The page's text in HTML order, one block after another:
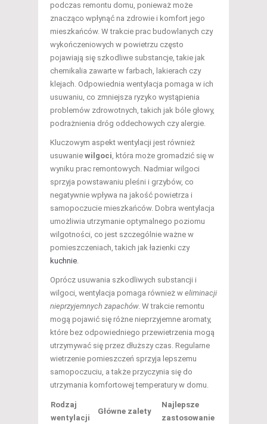
podczas remontu domu, ponieważ może
znacząco wpłynąć na zdrowie i komfort jego
mieszkańców. W trakcie prac budowlanych czy
wykończeniowych w powietrzu często
pojawiają się szkodliwe substancje, takie jak
chemikalia zawarte w farbach, lakierach czy
klejach. Odpowiednia wentylacja pomaga w ich
usuwaniu, co zmniejsza ryzyko wystąpienia
problemów zdrowotnych, takich jak bóle głowy,
podrażnienia dróg oddechowych czy alergie.
Kluczowym aspekt wentylacji jest również
usuwanie wilgoci, która może gromadzić się w
wyniku prac remontowych. Nadmiar wilgoci
sprzyja powstawaniu pleśni i grzybów, co
negatywnie wpływa na jakość powietrza i
samopoczucie mieszkańców. Dobra wentylacja
umożliwia utrzymanie optymalnego poziomu
wilgotności, co jest szczególnie ważne w
pomieszczeniach, takich jak łazienki czy
kuchnie.
Oprócz usuwania szkodliwych substancji i
wilgoci, wentylacja pomaga również w eliminacji
nieprzyjemnych zapachów. W trakcie remontu
mogą pojawić się różne nieprzyjemne aromaty,
które bez odpowiedniego przewietrzenia mogą
utrzymywać się przez dłuższy czas. Regularne
wietrzenie pomieszczeń sprzyja lepszemu
samopoczuciu, a także przyczynia się do
utrzymania komfortowej temperatury w domu.
Rodzaj
wentylacji
Główne zalety
Najlepsze
zastosowanie